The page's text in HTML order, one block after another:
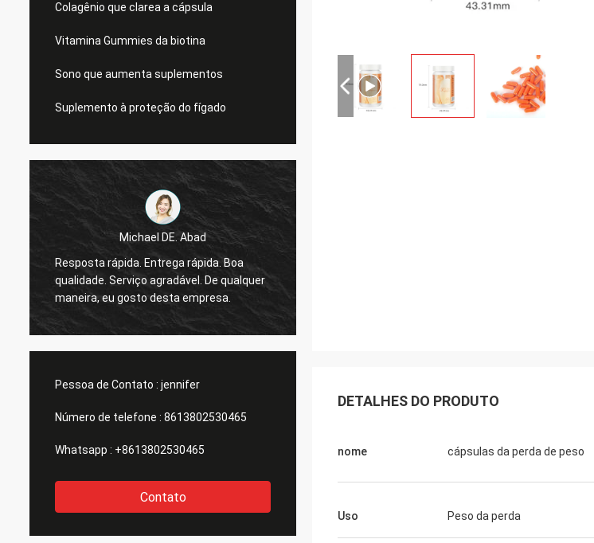
Colagênio que clarea a cápsula
Vitamina Gummies da biotina
Sono que aumenta suplementos
Suplemento à proteção do fígado
Michael DE. Abad
Resposta rápida. Entrega rápida. Boa
qualidade. Serviço agradável. De qualquer
maneira, eu gosto desta empresa.
Pessoa de Contato : jennifer
Número de telefone : 8613802530465
Whatsapp : +8613802530465
Contato
DETALHES DO PRODUTO
nome cápsulas da perda de peso
Uso Peso da perda